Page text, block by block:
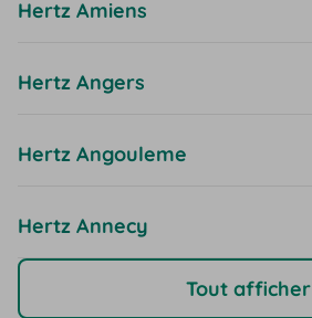
Hertz Amiens
Hertz Angers
Hertz Angouleme
Hertz Annecy
Tout afficher